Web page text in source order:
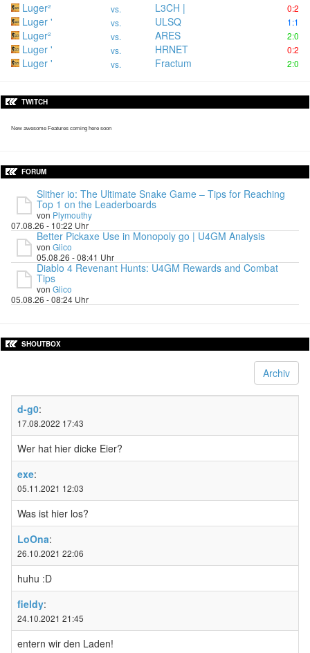
Luger² vs. L3CH | 0:2
Luger ' vs. ULSQ 1:1
Luger² vs. ARES 2:0
Luger ' vs. HRNET 0:2
Luger ' vs. Fractum 2:0
TWITCH
New awesome Features coming here soon
FORUM
Slither io: The Ultimate Snake Game – Tips for Reaching
Top 1 on the Leaderboards
von Plymouthy
07.08.26 - 10:22 Uhr
Better Pickaxe Use in Monopoly go | U4GM Analysis
von Glico
05.08.26 - 08:41 Uhr
Diablo 4 Revenant Hunts: U4GM Rewards and Combat
Tips
von Glico
05.08.26 - 08:24 Uhr
SHOUTBOX
Archiv
d-g0:
17.08.2022 17:43
Wer hat hier dicke Eier?
exe:
05.11.2021 12:03
Was ist hier los?
LoOna:
26.10.2021 22:06
huhu :D
fieldy:
24.10.2021 21:45
entern wir den Laden!